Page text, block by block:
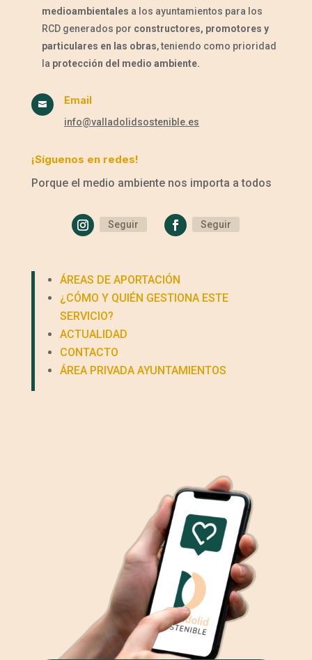
medioambientales a los ayuntamientos para los
RCD generados por constructores, promotores y
particulares en las obras, teniendo como prioridad
la protección del medio ambiente.
 Email
info@valladolidsostenible.es
¡Síguenos en redes!
Porque el medio ambiente nos importa a todos
Seguir Seguir
ÁREAS DE APORTACIÓN
¿CÓMO Y QUIÉN GESTIONA ESTE
SERVICIO?
ACTUALIDAD
CONTACTO
ÁREA PRIVADA AYUNTAMIENTOS